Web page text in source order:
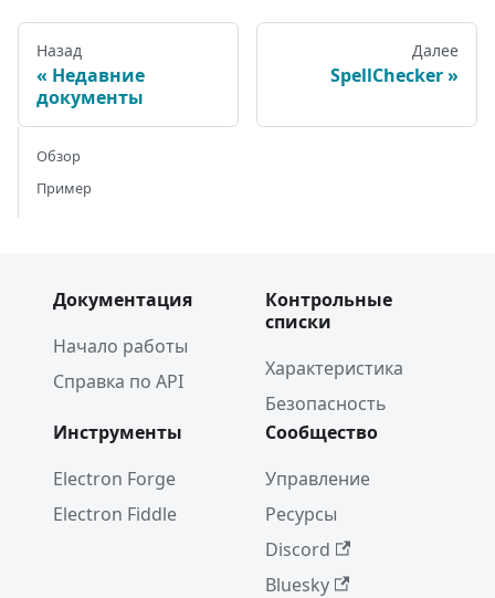
Назад
Недавние
документы
Далее
SpellChecker
Обзор
Пример
Документация
Начало работы
Справка по API
Контрольные
списки
Характеристика
Безопасность
Инструменты
Electron Forge
Electron Fiddle
Сообщество
Управление
Ресурсы
Discord
Bluesky